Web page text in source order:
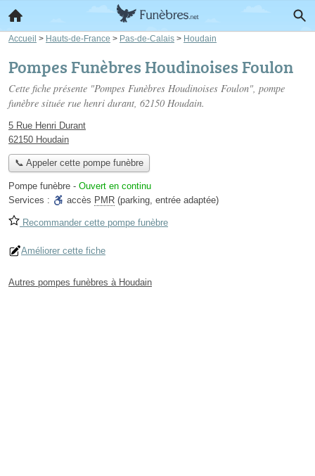
Accueil > Hauts-de-France > Pas-de-Calais > Houdain
Pompes Funèbres Houdinoises Foulon
Cette fiche présente "Pompes Funèbres Houdinoises Foulon", pompe
funèbre située rue henri durant, 62150 Houdain.
5 Rue Henri Durant
62150 Houdain
📞 Appeler cette pompe funèbre
Pompe funèbre - Ouvert en continu
Services :
accès PMR (parking, entrée adaptée)
Recommander cette pompe funèbre
Améliorer cette fiche
Autres pompes funèbres à Houdain